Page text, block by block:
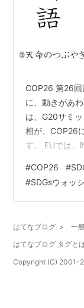
COP26 第26
に、動きがあ
は、G20サミ
相が、COP26
す。 EUでは、
が、IPCCの報
ューで、サウ
が、化石燃料
求め、多くの
ース こうし…
#COP26 #
#SDGsウォッ
はてなブログ > 一
はてなブログ タグと
Copyright (C) 2001-